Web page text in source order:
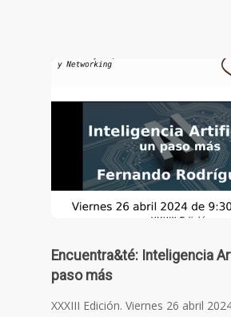
Encuentra&té: Inteligencia
paso más
XXXIII Edición. Viernes 26 abril